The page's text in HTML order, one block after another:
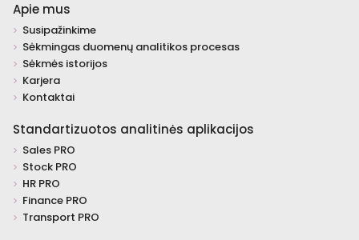
Apie mus
Susipažinkime
Sėkmingas duomenų analitikos procesas
Sėkmės istorijos
Karjera
Kontaktai
Standartizuotos analitinės aplikacijos
Sales PRO
Stock PRO
HR PRO
Finance PRO
Transport PRO